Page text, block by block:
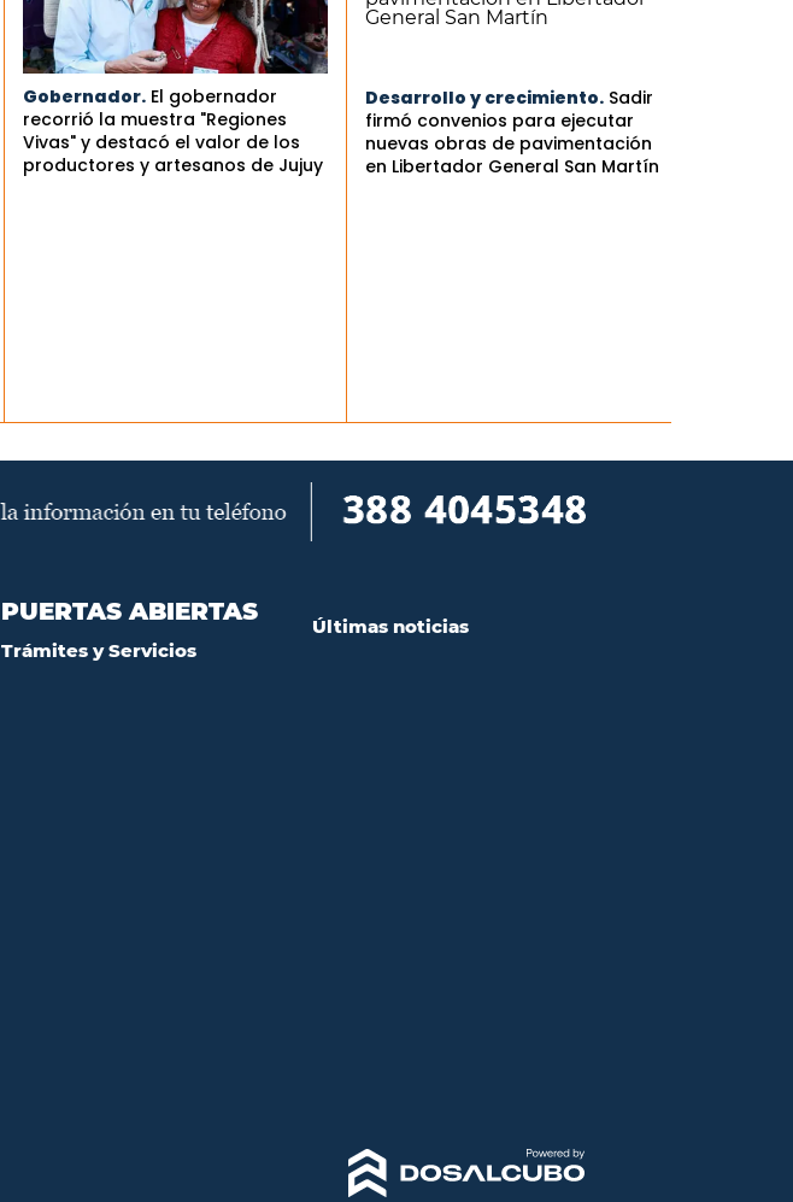
Gobernador. El gobernador
recorrió la muestra "Regiones
Vivas" y destacó el valor de los
productores y artesanos de Jujuy
Desarrollo y crecimiento. Sadir
firmó convenios para ejecutar
nuevas obras de pavimentación
en Libertador General San Martín
PUERTAS ABIERTAS
Trámites y Servicios
Últimas noticias